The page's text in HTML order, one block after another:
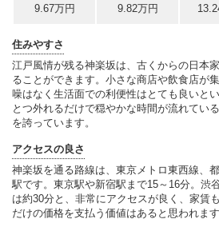
9.67万円 9.82万円
住みやすさ
江戸風情が残る神楽坂は、古くからの日本
ることができます。小さな商店や飲食店が
噪はなく生活面での利便性はとても良いと
とつ外れるだけで穏やかな時間が流れてい
を誇っています。
アクセスの良さ
神楽坂を通る路線は、東京メトロ東西線、
駅です。東京駅や新宿駅まで15～16分。渋
は約30分と、非常にアクセスが良く、家賃
だけの価格を支払う価値はあると思われます